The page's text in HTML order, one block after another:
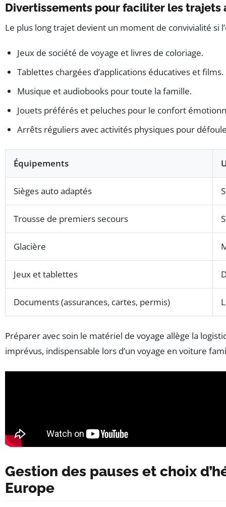
Divertissements pour faciliter les trajets
Le plus long trajet devient un moment de convivialité si
Jeux de société de voyage et livres de coloriage.
Tablettes chargées d’applications éducatives et films.
Musique et audiobooks pour toute la famille.
Jouets préférés et peluches pour le confort
Arrêts réguliers avec activités physiques pour
Équipements
Sièges auto adaptés
Trousse de premiers secours
Glacière
Jeux et tablettes
Documents (assurances, cartes, permis)
Préparer avec soin le matériel de voyage allège la
imprévus, indispensable lors d’un voyage en voiture
Gestion des pauses et choix
Europe